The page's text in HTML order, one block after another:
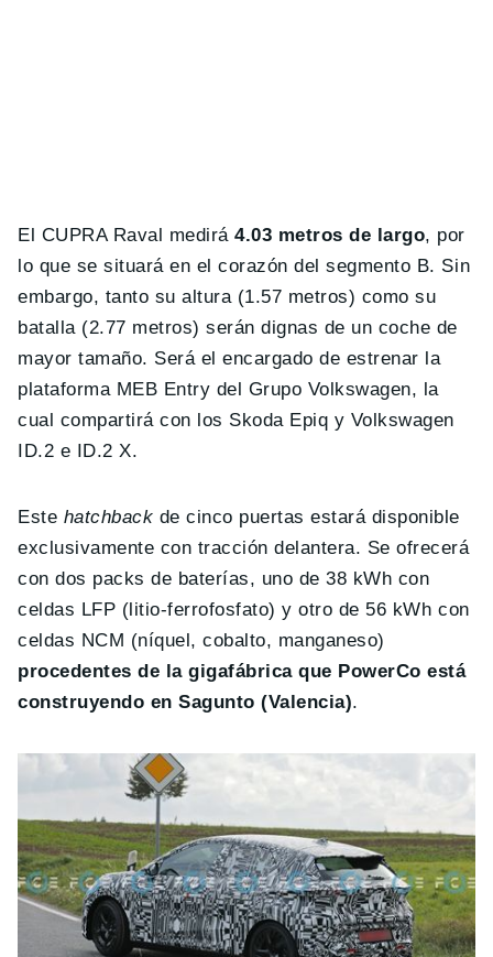
El CUPRA Raval medirá4.03 metros de largo, por
lo que se situará en el corazón del segmento B. Sin
embargo, tanto su altura (1.57 metros) como su
batalla (2.77 metros) serán dignas de un coche de
mayor tamaño. Será el encargado de estrenar la
plataforma MEB Entry del Grupo Volkswagen, la
cual compartirá con los Skoda Epiq y Volkswagen
ID.2 e ID.2 X.
Este hatchback de cinco puertas estará disponible
exclusivamente con tracción delantera. Se ofrecerá
con dos packs de baterías, uno de 38 kWh con
celdas LFP (litio-ferrofosfato) y otro de 56 kWh con
celdas NCM (níquel, cobalto, manganeso)
procedentes de la gigafábrica que PowerCo está
construyendo en Sagunto (Valencia).